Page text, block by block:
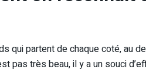
qui partent de chaque coté, au
pas très beau, il y a un souci